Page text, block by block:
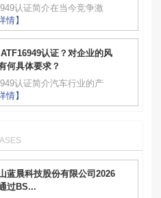
认证简介在当今竞争激
情】
认证？对企业的风
何具体要求？
认证简介汽车行业的产
情】
蓝晨科技股份有限公司2026
过BS...